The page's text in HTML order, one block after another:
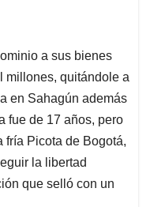
a sus bienes
millones, quitándole a
en Sahagún además
fue de 17 años, pero
fría Picota de Bogotá,
la libertad
que selló con un